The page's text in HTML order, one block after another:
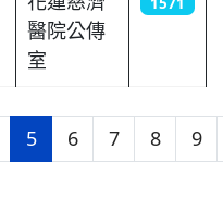
醫院公傳
室
第 5 頁，共 22 頁
5 6 7 8 9